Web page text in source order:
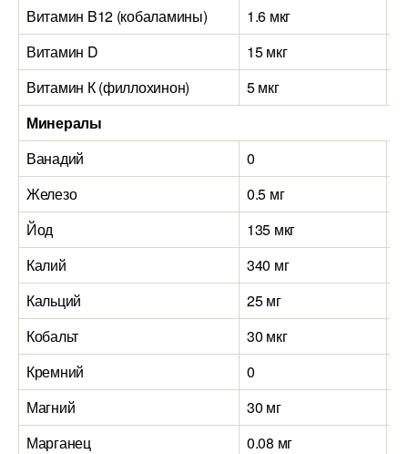
Витамин B12 (кобаламины) 1.6 мкг
Витамин D
15 мкг
Витамин К (филлохинон)
5 мкг
Минералы
Ванадий
0
Железо
0.5 мг
Йод
135 мкг
Калий
340 мг
Кальций
25 мг
Кобальт
30 мкг
Кремний
0
Магний
30 мг
Марганец
0.08 мг